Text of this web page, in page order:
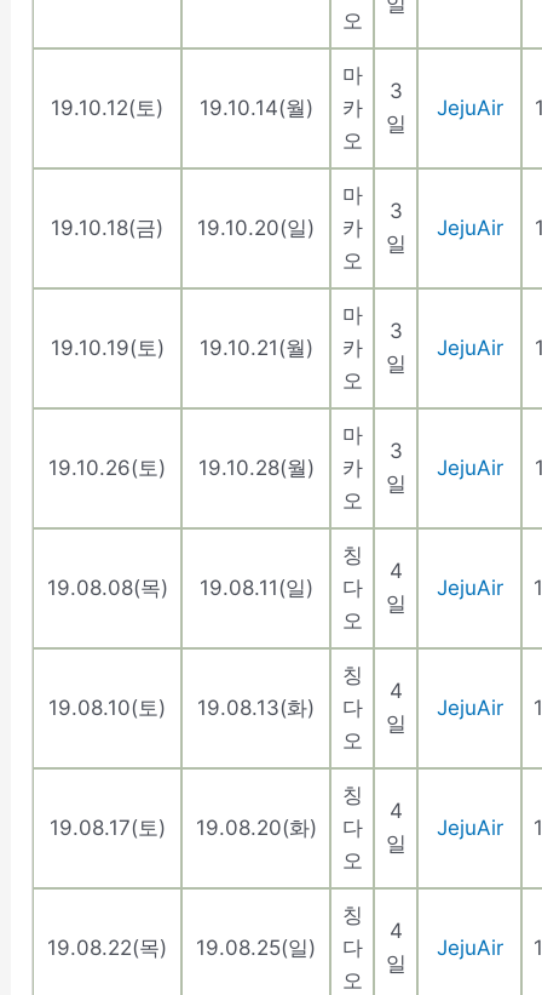
오
19.10.12(토) 19.10.14(월)
마
카
오
3
일
JejuAir
19.10.18(금) 19.10.20(일)
마
카
오
3
일
JejuAir
19.10.19(토) 19.10.21(월)
마
카
오
3
일
JejuAir
19.10.26(토) 19.10.28(월)
마
카
오
3
일
JejuAir
19.08.08(목) 19.08.11(일)
칭
다
오
4
일
JejuAir
19.08.10(토) 19.08.13(화)
칭
다
오
4
일
JejuAir
19.08.17(토) 19.08.20(화)
칭
다
오
4
일
JejuAir
19.08.22(목) 19.08.25(일)
칭
다
오
4
일
JejuAir